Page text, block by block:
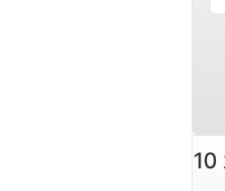
טבעת זהב צהוב 10